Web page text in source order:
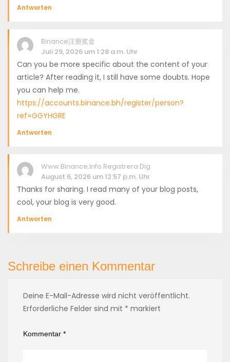
Antworten
Binance注册奖金
Juli 29, 2026 um 1:28 a.m. Uhr
Can you be more specific about the content of your
article? After reading it, I still have some doubts. Hope
you can help me.
https://accounts.binance.bh/register/person?
ref=GGYHGRE
Antworten
Www.binance.info Registrera Dig
August 6, 2026 um 12:57 p.m. Uhr
Thanks for sharing. I read many of your blog posts,
cool, your blog is very good.
Antworten
Schreibe einen Kommentar
Deine E-Mail-Adresse wird nicht veröffentlicht.
Erforderliche Felder sind mit * markiert
Kommentar *